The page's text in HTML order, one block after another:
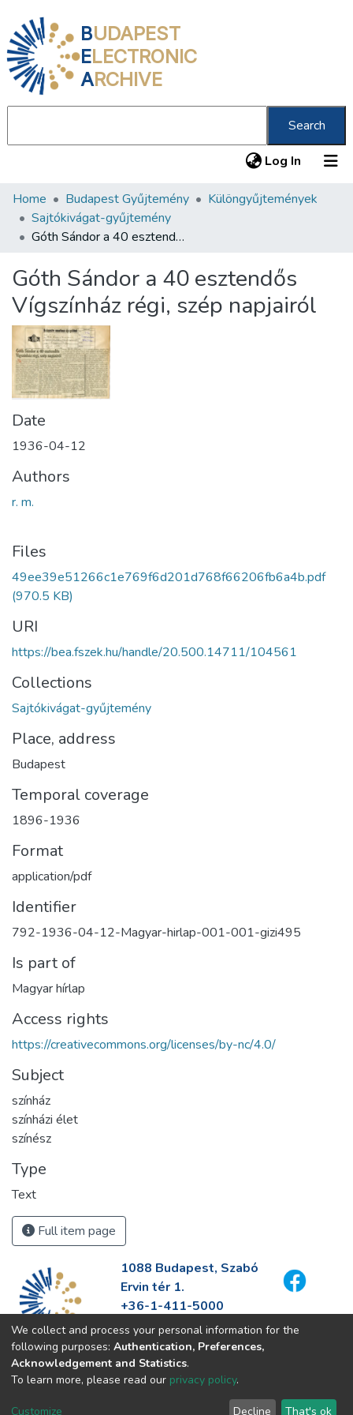
BUDAPEST
ELECTRONIC
ARCHIVE
Search
Log In (current)
Communities & Collections
All of DSpace
About us
Home Budapest Gyűjtemény
Különgyűjtemények
Sajtókivágat-gyűjtemény
Góth Sándor a 40 esztendős Vígszínház régi, szép napjairól
Góth Sándor a 40 esztendős
Vígszínház régi, szép napjairól
Date
1936-04-12
Authors
r. m.
Files
49ee39e51266c1e769f6d201d768f66206fb6a4b.pdf
(970.5 KB)
URI
https://bea.fszek.hu/handle/20.500.14711/104561
Collections
Sajtókivágat-gyűjtemény
Place, address
Budapest
Temporal coverage
1896-1936
Format
application/pdf
Identifier
792-1936-04-12-Magyar-hirlap-001-001-gizi495
Is part of
Magyar hírlap
Access rights
https://creativecommons.org/licenses/by-nc/4.0/
Subject
színház
színházi élet
színész
Type
Text
Full item page
1088 Budapest, Szabó
Ervin tér 1.
+36-1-411-5000
info@fszek.hu
https://fszek.hu
We collect and process your personal information for the
following purposes: Authentication, Preferences,
Acknowledgement and Statistics.
To learn more, please read our privacy policy.
Customize Decline That's ok